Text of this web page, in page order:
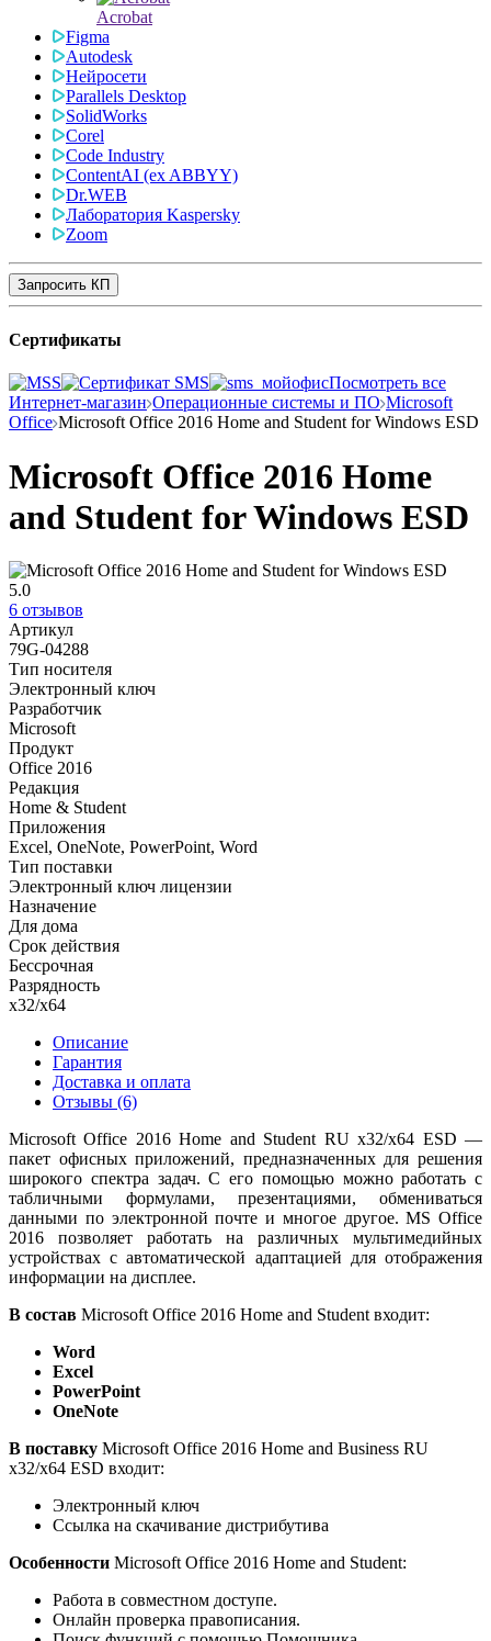
Acrobat
Figma
Autodesk
Нейросети
Parallels Desktop
SolidWorks
Corel
Code Industry
ContentAI (ex ABBYY)
Dr.WEB
Лаборатория Kaspersky
Zoom
Запросить КП
Сертификаты
Посмотреть все
Интернет-магазин Операционные системы и ПО Microsoft
Office Microsoft Office 2016 Home and Student for Windows ESD
Microsoft Office 2016 Home
and Student for Windows ESD
5.0
6 отзывов
Артикул
79G-04288
Тип носителя
Электронный ключ
Разработчик
Microsoft
Продукт
Office 2016
Редакция
Home & Student
Приложения
Excel, OneNote, PowerPoint, Word
Тип поставки
Электронный ключ лицензии
Назначение
Для дома
Срок действия
Бессрочная
Разрядность
x32/x64
Описание
Гарантия
Доставка и оплата
Отзывы (6)
Microsoft Office 2016 Home and Student RU x32/x64 ESD —
пакет офисных приложений, предназначенных для решения
широкого спектра задач. С его помощью можно работать с
табличными формулами, презентациями, обмениваться
данными по электронной почте и многое другое. MS Office
2016 позволяет работать на различных мультимедийных
устройствах с автоматической адаптацией для отображения
информации на дисплее.
В состав Microsoft Office 2016 Home and Student входит:
Word
Excel
PowerPoint
OneNote
В поставку Microsoft Office 2016 Home and Business RU
x32/x64 ESD входит:
Электронный ключ
Ссылка на скачивание дистрибутива
Особенности Microsoft Office 2016 Home and Student:
Работа в совместном доступе.
Онлайн проверка правописания.